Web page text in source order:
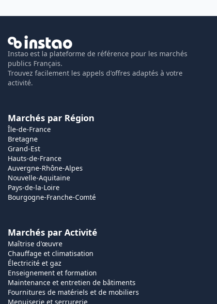
Instao est la plateforme de référence pour les marchés
publics Français.
Trouvez facilement les appels d'offres adaptés à votre
activité.
Marchés par Région
Île-de-France
Bretagne
Grand-Est
Hauts-de-France
Auvergne-Rhône-Alpes
Nouvelle-Aquitaine
Pays-de-la-Loire
Bourgogne-Franche-Comté
Marchés par Activité
Maîtrise d'œuvre
Chauffage et climatisation
Électricité et gaz
Enseignement et formation
Maintenance et entretien de bâtiments
Fournitures de matériels et de mobiliers
Menuiserie et serrurerie